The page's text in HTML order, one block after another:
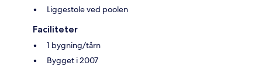
Liggestole ved poolen
Faciliteter
1 bygning/tårn
Bygget i 2007